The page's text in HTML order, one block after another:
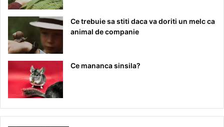
Ce trebuie sa stiti daca va doriti un melc ca
animal de companie
Ce mananca sinsila?